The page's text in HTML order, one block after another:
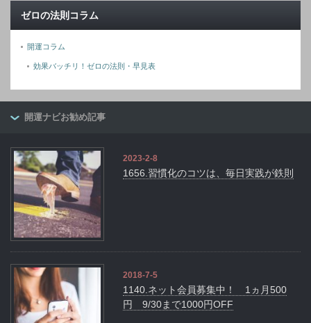
ゼロの法則コラム
開運コラム
効果バッチリ！ゼロの法則・早見表
開運ナビお勧め記事
2023-2-8
1656.習慣化のコツは、毎日実践が鉄則
2018-7-5
1140.ネット会員募集中！ 1ヵ月500
円 9/30まで1000円OFF